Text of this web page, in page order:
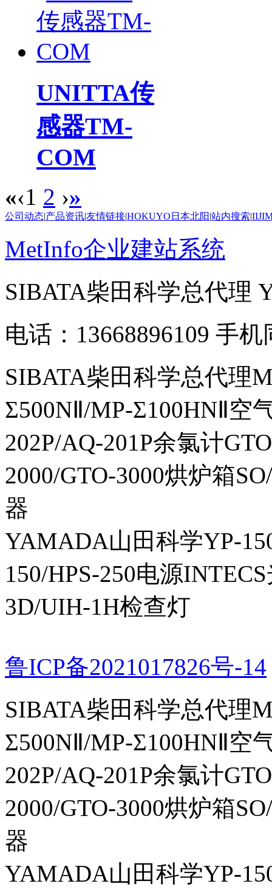
UNITTA传
感器TM-
COM
«‹1 2 ›»
公司动态|产品资讯|友情链接|HOKUYO日本北阳|站内搜索|
MetInfo企业建站系统
SIBATA柴田科学总代理
电话：13668896109 手机
SIBATA柴田科学总代理
Σ500NⅡ/MP-Σ100HNⅡ空
202P/AQ-201P余氯计
2000/GTO-3000烘炉箱
器
YAMADA山田科学YP-
150/HPS-250电源
3D/UIH-1H检查灯
鲁ICP备2021017826号-14
SIBATA柴田科学总代理
Σ500NⅡ/MP-Σ100HNⅡ空
202P/AQ-201P余氯计
2000/GTO-3000烘炉箱
器
YAMADA山田科学YP-